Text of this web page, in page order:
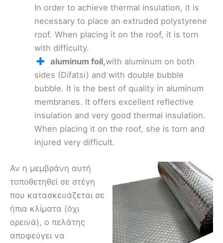
In order to achieve thermal insulation, it is
necessary to place an extruded polystyrene
roof. When placing it on the roof, it is torn
with difficulty.
aluminum foil,with aluminum on both
sides (Difatsi) and with double bubble
bubble. It is the best of quality in aluminum
membranes. It offers excellent reflective
insulation and very good thermal insulation.
When placing it on the roof, she is torn and
injured very difficult.
Αν η μεμβράνη αυτή
τοποθετηθεί σε στέγη
που κατασκευάζεται σε
ήπια κλίματα (όχι
ορεινά), ο πελάτης
αποφεύγει να